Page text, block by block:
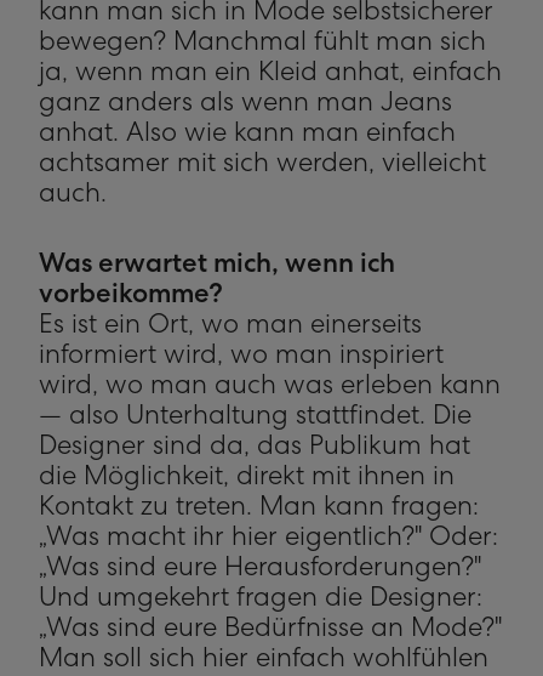
kann man sich in Mode selbstsicherer
bewegen? Manchmal fühlt man sich
ja, wenn man ein Kleid anhat, einfach
ganz anders als wenn man Jeans
anhat. Also wie kann man einfach
achtsamer mit sich werden, vielleicht
auch.
Was erwartet mich, wenn ich
vorbeikomme?
Es ist ein Ort, wo man einerseits
informiert wird, wo man inspiriert
wird, wo man auch was erleben kann
— also Unterhaltung stattfindet. Die
Designer sind da, das Publikum hat
die Möglichkeit, direkt mit ihnen in
Kontakt zu treten. Man kann fragen:
„Was macht ihr hier eigentlich?" Oder:
„Was sind eure Herausforderungen?"
Und umgekehrt fragen die Designer:
„Was sind eure Bedürfnisse an Mode?"
Man soll sich hier einfach wohlfühlen